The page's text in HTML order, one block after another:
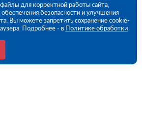
для корректной работы сайта,
безопасности и улучшения
Вы можете запретить сохранение cookie-
Подробнее - в Политике обработки